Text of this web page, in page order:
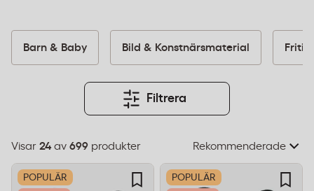
kontor, hotell, restauranger och
eventverksamheter. Vi samarbetar med ledande
varumärken som Cutter & Buck och erbjuder
produkter som uppfyller relevanta
kvalitetsstandarder. Beställ före 14:00 för leverans
inom 1–2 dagar och fri frakt från 995 kr.
Barn & Baby Bild & Konstnärsmaterial Fritid
Filtrera
Visar 24 av 699 produkter
Välj
sorteringsordning
POPULÄR
POPULÄR